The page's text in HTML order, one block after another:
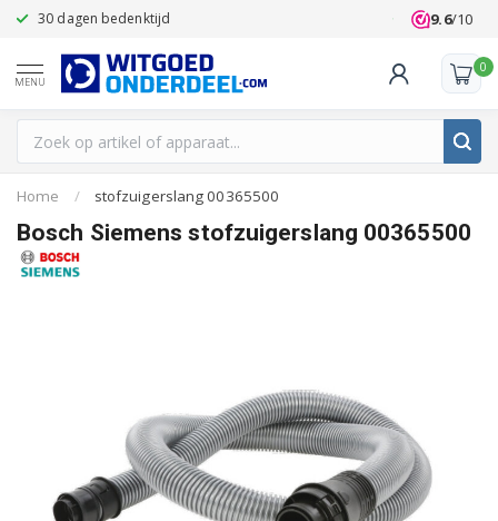
30 dagen bedenktijd Klanten
9.6/10
MENU
0
Home / stofzuigerslang 00365500
Bosch Siemens stofzuigerslang 00365500